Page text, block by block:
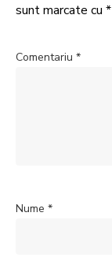
sunt marcate cu *
Comentariu *
Nume *